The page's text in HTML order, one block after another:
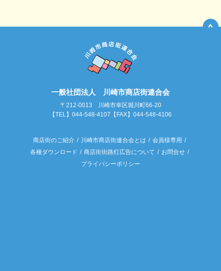
一般社団法人 川崎市商店街連合会
〒212-0013 川崎市幸区堀川町66-20
【TEL】044-548-4107【FAX】044-548-4106
商店街のご紹介 川崎市商店街連合会とは
会員様専用
各種ダウンロード
商店街街路灯広告について
お問合せ
プライバシーポリシー